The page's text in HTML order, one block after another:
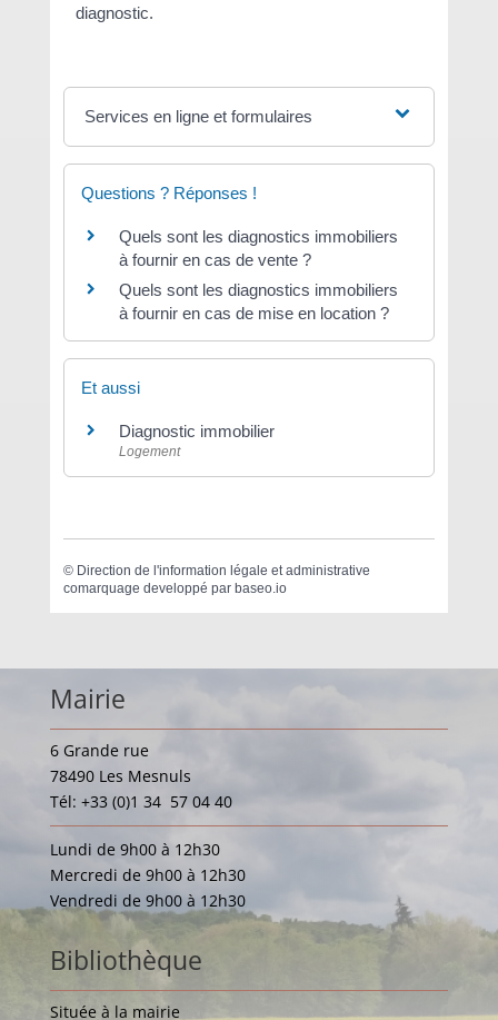
diagnostic.
Services en ligne et formulaires
Questions ? Réponses !
Quels sont les diagnostics immobiliers
à fournir en cas de vente ?
Quels sont les diagnostics immobiliers
à fournir en cas de mise en location ?
Et aussi
Diagnostic immobilier
Logement
© Direction de l'information légale et administrative
comarquage developpé par baseo.io
Mairie
6 Grande rue
78490 Les Mesnuls
Tél: +33 (0)1 34 57 04 40
Lundi de 9h00 à 12h30
Mercredi de 9h00 à 12h30
Vendredi de 9h00 à 12h30
Bibliothèque
Située à la mairie